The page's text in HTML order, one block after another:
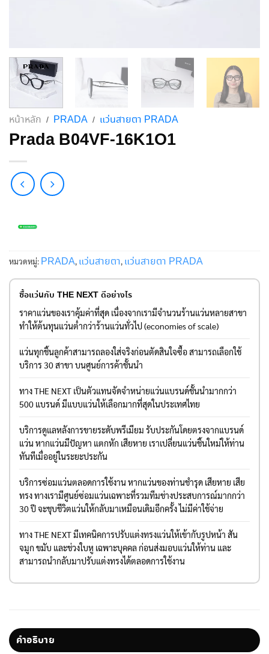
หน้าหลัก / PRADA / แว่นสายตา PRADA
Prada B04VF-16K1O1
หมวดหมู่: PRADA, แว่นสายตา, แว่นสายตา PRADA
ซื้อแว่นกับ THE NEXT ดีอย่างไร
ราคาแว่นของเราคุ้มค่าที่สุด เนื่องจากเรามีจำนวนร้านแว่นหลายสาขา
ทำให้ต้นทุนแว่นต่ำกว่าร้านแว่นทั่วไป (economies of scale)
แว่นทุกชิ้นลูกค้าสามารถลองใส่จริงก่อนตัดสินใจซื้อ สามารถเลือกใช้
บริการ 30 สาขา บนศูนย์การค้าชั้นนำ
ทาง THE NEXT เป็นตัวแทนจัดจำหน่ายแว่นแบรนด์ชั้นนำมากกว่า
500 แบรนด์ มีแบบแว่นให้เลือกมากที่สุดในประเทศไทย
บริการดูแลหลังการขายระดับพรีเมียม รับประกันโดยตรงจากแบรนด์
แว่น หากแว่นมีปัญหา แตกหัก เสียหาย เราเปลี่ยนแว่นชิ้นใหม่ให้ท่าน
ทันทีเมื่ออยู่ในระยะประกัน
บริการซ่อมแว่นตลอดการใช้งาน หากแว่นของท่านชำรุด เสียหาย เสีย
ทรง ทางเรามีศูนย์ซ่อมแว่นเฉพาะที่รวมทีมช่างประสบการณ์มากกว่า
30 ปี จะชุบชีวิตแว่นให้กลับมาเหมือนเดิมอีกครั้ง ไม่มีค่าใช้จ่าย
ทาง THE NEXT มีเทคนิคการปรับแต่งทรงแว่นให้เข้ากับรูปหน้า สัน
จมูก ขมับ และช่วงใบหู เฉพาะบุคคล ก่อนส่งมอบแว่นให้ท่าน และ
สามารถนำกลับมาปรับแต่งทรงได้ตลอดการใช้งาน
คำอธิบาย